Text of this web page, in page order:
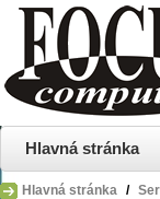
Hlavná stránka
Hlavná stránka /